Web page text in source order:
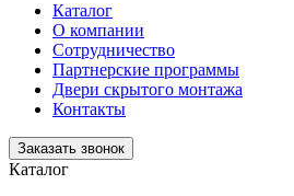
Каталог
О компании
Сотрудничество
Партнерские программы
Двери скрытого монтажа
Контакты
Заказать звонок
Каталог